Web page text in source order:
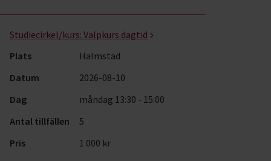
Studiecirkel/kurs: Valpkurs dagtid
Plats
Halmstad
Datum
2026-08-10
Dag
måndag 13:30 - 15:00
Antal tillfällen
5
Pris
1 000 kr